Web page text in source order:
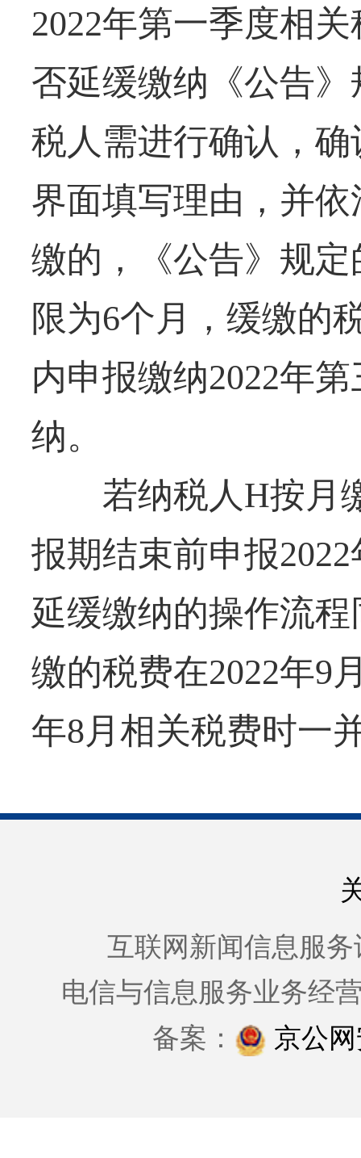
2022年第一季度相
否延缓缴纳《公告
税人需进行确认，
界面填写理由，并
缴的，《公告》规
限为6个月，缓缴的
内申报缴纳2022年
纳。
若纳税人H按月缴
报期结束前申报
延缓缴纳的操作流
缴的税费在2022年9
年8月相关税费时一
互联网新闻信息服务
电信与信息服务业务经
备案：
京公网